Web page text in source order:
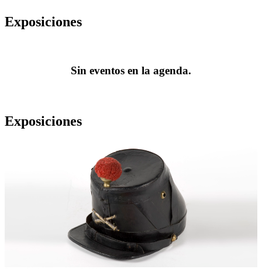
Exposiciones
Sin eventos en la agenda.
Exposiciones